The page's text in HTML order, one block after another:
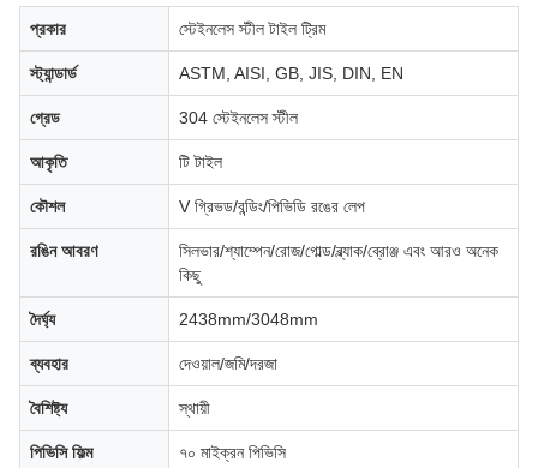
প্রকার স্টেইনলেস স্টীল টাইল ট্রিম
স্ট্যান্ডার্ড ASTM, AISI, GB, JIS, DIN, EN
গ্রেড 304 স্টেইনলেস স্টীল
আকৃতি টি টাইল
কৌশল V গ্রিভড/বন্ডিং/পিভিডি রঙের লেপ
রঙিন আবরণ
সিলভার/শ্যাম্পেন/রোজ/গোল্ড/ব্ল্যাক/ব্রোঞ্জ এবং আরও অনেক
কিছু
দৈর্ঘ্য 2438mm/3048mm
ব্যবহার দেওয়াল/জমি/দরজা
বৈশিষ্ট্য স্থায়ী
পিভিসি ফিল্ম ৭০ মাইক্রন পিভিসি